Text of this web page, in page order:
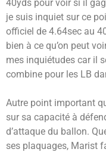
40yds pour voir si il
je suis inquiet sur ce
officiel de 4.64sec au
bien à ce qu’on peut
mes inquiétudes car il
combine pour les LB
Autre point important
sur sa capacité à
d’attaque du ballon.
ses plaquages, Marist